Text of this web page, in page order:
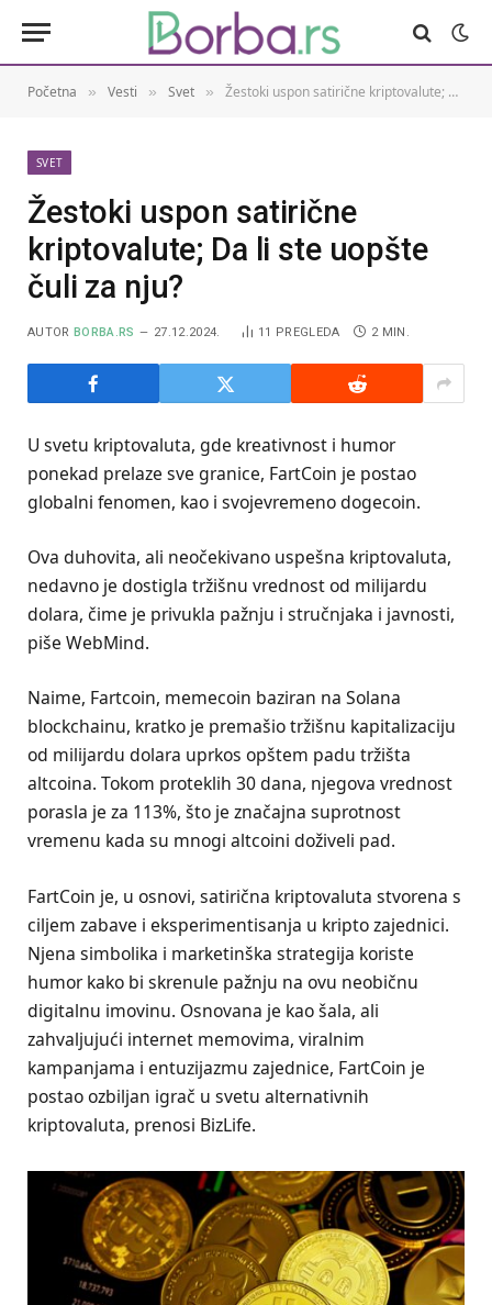
Početna » Vesti » Svet » Žestoki uspon satirične kriptovalute; Da li ste uopšte čuli za nju?
SVET
Žestoki uspon satirične
kriptovalute; Da li ste uopšte
čuli za nju?
AUTOR BORBA.RS 27.12.2024. 11 PREGLEDA 2 MIN.
U svetu kriptovaluta, gde kreativnost i humor
ponekad prelaze sve granice, FartCoin je postao
globalni fenomen, kao i svojevremeno dogecoin.
Ova duhovita, ali neočekivano uspešna kriptovaluta,
nedavno je dostigla tržišnu vrednost od milijardu
dolara, čime je privukla pažnju i stručnjaka i javnosti,
piše WebMind.
Naime, Fartcoin, memecoin baziran na Solana
blockchainu, kratko je premašio tržišnu kapitalizaciju
od milijardu dolara uprkos opštem padu tržišta
altcoina. Tokom proteklih 30 dana, njegova vrednost
porasla je za 113%, što je značajna suprotnost
vremenu kada su mnogi altcoini doživeli pad.
FartCoin je, u osnovi, satirična kriptovaluta stvorena s
ciljem zabave i eksperimentisanja u kripto zajednici.
Njena simbolika i marketinška strategija koriste
humor kako bi skrenule pažnju na ovu neobičnu
digitalnu imovinu. Osnovana je kao šala, ali
zahvaljujući internet memovima, viralnim
kampanjama i entuzijazmu zajednice, FartCoin je
postao ozbiljan igrač u svetu alternativnih
kriptovaluta, prenosi BizLife.